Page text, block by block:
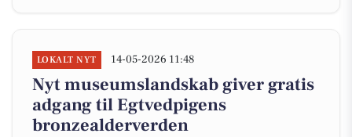
LOKALT NYT 14-05-2026 11:48
Nyt museumslandskab giver gratis
adgang til Egtvedpigens
bronzealderverden